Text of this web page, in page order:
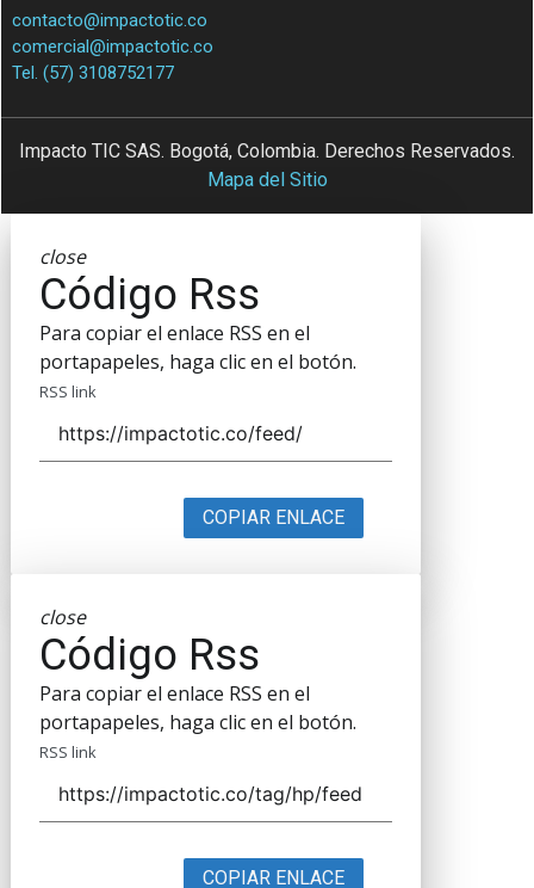
contacto@impactotic.co
comercial@impactotic.co
Tel. (57) 3108752177
Impacto TIC SAS. Bogotá, Colombia. Derechos Reservados.
Mapa del Sitio
close
Código Rss
Para copiar el enlace RSS en el
portapapeles, haga clic en el botón.
RSS link
COPIAR ENLACE
close
Código Rss
Para copiar el enlace RSS en el
portapapeles, haga clic en el botón.
RSS link
COPIAR ENLACE